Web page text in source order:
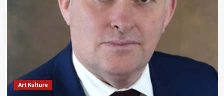
Art Kulture